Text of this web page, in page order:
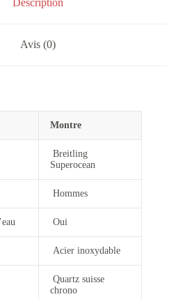
Avis (0)
Montre
Breitling
Superocean
Hommes
Oui
Acier inoxydable
Quartz suisse
chrono